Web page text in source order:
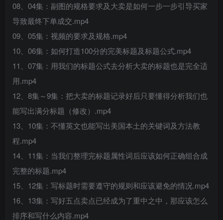
08、04集：副图的规格要求及大卖是如何一步一步引导买家
导致最终下单成交.mp4
09、05集：视频的要求及规格.mp4
10、06集：如何打造100分的完美标题及标题公式.mp4
11、07集：用我们的标题公式去分析大卖的标题也是完全适
用.mp4
12、8集～9集：把大卖的标题记录好后只要懂得分析我们也
能写出满分标题（修改）.mp4
13、10集：不懂英文也能写出美国本土的关键词及方法教
程.mp4
14、11集：当我们整理完标题属性词后应该如何正确组合成
完整的标题.mp4
15、12集：写标题时需要遵守的规则和应该避免的情况.mp4
16、13集：写好五点卖点已经成为了重中之中，那应该怎么
排序和写什么内容.mp4